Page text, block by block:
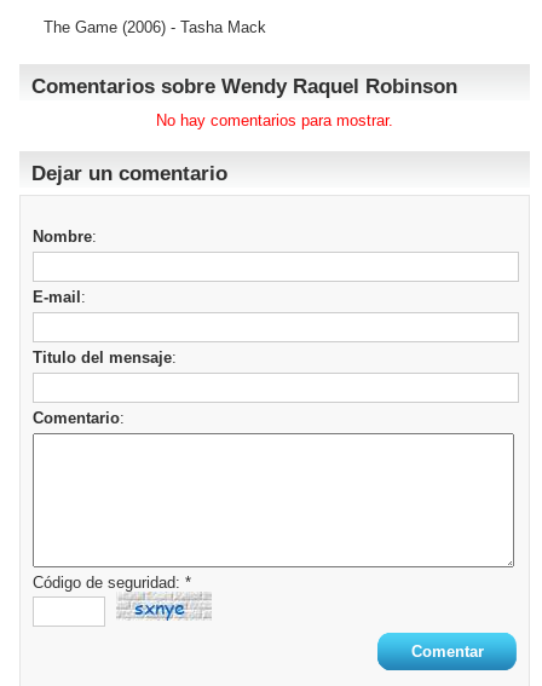
The Game (2006) - Tasha Mack
Comentarios sobre Wendy Raquel Robinson
No hay comentarios para mostrar.
Dejar un comentario
Nombre:
E-mail :
Titulo del mensaje:
Comentario:
Código de seguridad: *